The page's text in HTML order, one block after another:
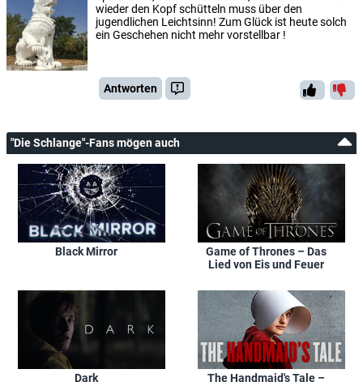
wieder den Kopf schütteln muss über den
jugendlichen Leichtsinn! Zum Glück ist heute solch
ein Geschehen nicht mehr vorstellbar !
Antworten
"Die Schlange"-Fans mögen auch
Black Mirror
Game of Thrones – Das
Lied von Eis und Feuer
Dark
The Handmaid's Tale –